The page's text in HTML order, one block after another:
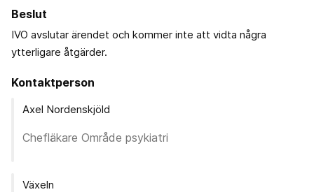
Beslut
IVO avslutar ärendet och kommer inte att vidta några
ytterligare åtgärder.
Kontaktperson
Axel Nordenskjöld
Chefläkare Område psykiatri
Växeln